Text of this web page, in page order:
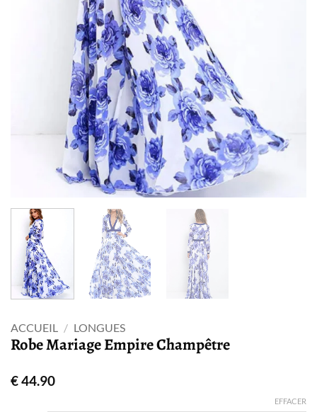
ACCUEIL / LONGUES
Robe Mariage Empire Champêtre
€44.90
EFFACER